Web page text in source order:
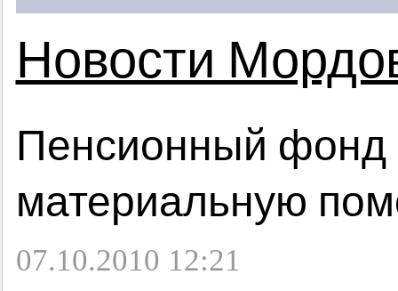
Новости
Пенсионный фонд
материальную
07.10.2010 12:21